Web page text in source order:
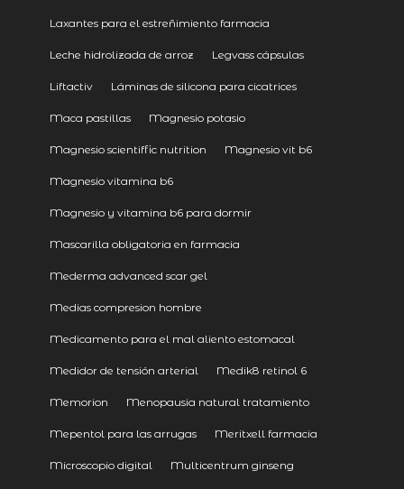
Laxantes para el estreñimiento farmacia
Leche hidrolizada de arroz Legvass cápsulas
Liftactiv Láminas de silicona para cicatrices
Maca pastillas Magnesio potasio
Magnesio scientiffic nutrition Magnesio vit b6
Magnesio vitamina b6
Magnesio y vitamina b6 para dormir
Mascarilla obligatoria en farmacia
Mederma advanced scar gel
Medias compresion hombre
Medicamento para el mal aliento estomacal
Medidor de tensión arterial Medik8 retinol 6
Memorion Menopausia natural tratamiento
Mepentol para las arrugas Meritxell farmacia
Microscopio digital Multicentrum ginseng